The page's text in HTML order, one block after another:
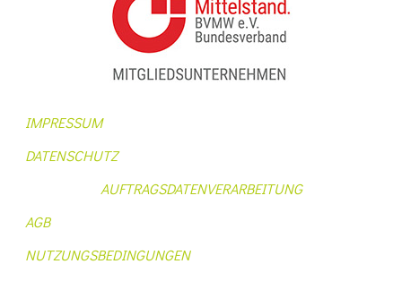
IMPRESSUM
DATENSCHUTZ
AUFTRAGSDATENVERARBEITUNG
AGB
NUTZUNGSBEDINGUNGEN